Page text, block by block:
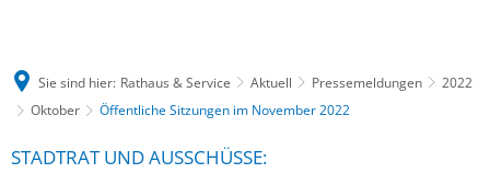
Sie sind hier: Rathaus & Service Aktuell Pressemeldungen
2022
Oktober
Öffentliche Sitzungen im November 2022
STADTRAT UND AUSSCHÜSSE: